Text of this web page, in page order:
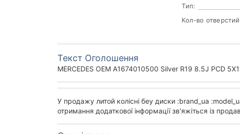
Тип:
Кол-во
Текст Оголошення
MERCEDES OEM A1674010500 Silver R19 8.5J PCD
У продажу литой колісні беу диски :brand_ua
отримання додаткової інформації зв'яжіться із